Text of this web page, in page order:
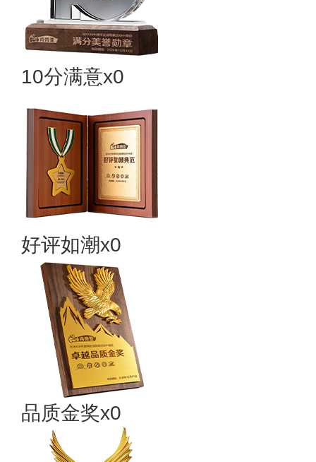
10分满意x0
好评如潮x0
品质金奖x0